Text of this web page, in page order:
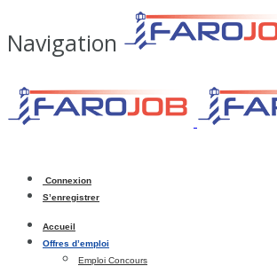
Navigation
Connexion
S’enregistrer
Accueil
Offres d’emploi
Emploi Concours